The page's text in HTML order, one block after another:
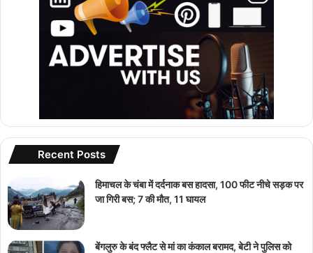
Recent Posts
हिमाचल के चंबा में दर्दनाक बस हादसा, 100 फीट नीचे सड़क पर
जा गिरी बस; 7 की मौत, 11 घायल
बेंगलुरु के बंद फ्लैट से मां का कंकाल बरामद, बेटी ने पुलिस को